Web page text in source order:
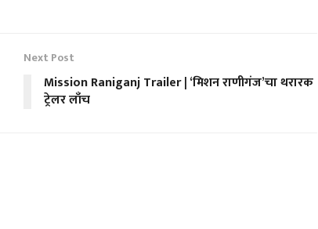
Next Post
Mission Raniganj Trailer | ‘मिशन राणीगंज’चा थरारक
ट्रेलर लाँच